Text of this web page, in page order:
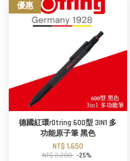
優惠
德國紅環rOtring 600型 3IN1 多
功能原子筆 黑色
NT$ 1,650
NT$ 2,200 -25%